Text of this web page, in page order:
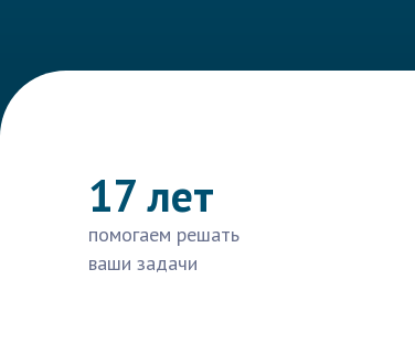
17 лет
помогаем решать
ваши задачи